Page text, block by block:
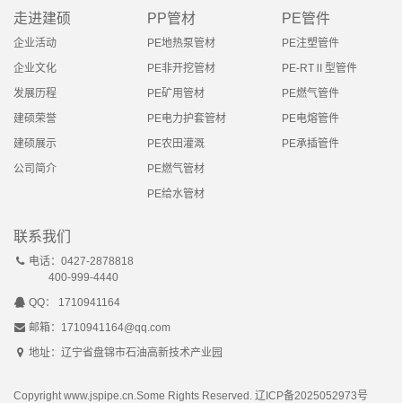
走进建硕
企业活动
企业文化
发展历程
建硕荣誉
建硕展示
公司简介
PP管材
PE地热泵管材
PE非开挖管材
PE矿用管材
PE电力护套管材
PE农田灌溉
PE燃气管材
PE给水管材
PE管件
PE注塑管件
PE-RTⅡ型管件
PE燃气管件
PE电熔管件
PE承插管件
联系我们
电话：0427-2878818
400-999-4440
QQ： 1710941164
邮箱：1710941164@qq.com
地址：辽宁省盘锦市石油高新技术产业园
Copyright www.jspipe.cn.Some Rights Reserved. 辽ICP备2025052973号